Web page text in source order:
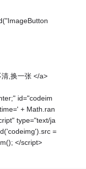
,换一张 </a>
id="codeim
+ Math.ran
type="text/ja
=
</script>